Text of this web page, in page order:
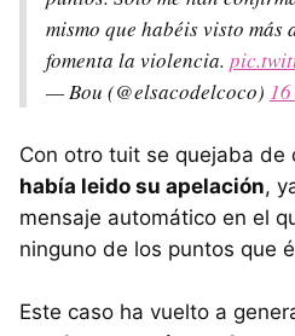
mismo que habéis visto
fomenta la violencia.
— Bou (@elsacodelcoco)
Con otro tuit se quejaba de
había leido su apelación,
mensaje automático en el
ninguno de los puntos que
Este caso ha vuelto a